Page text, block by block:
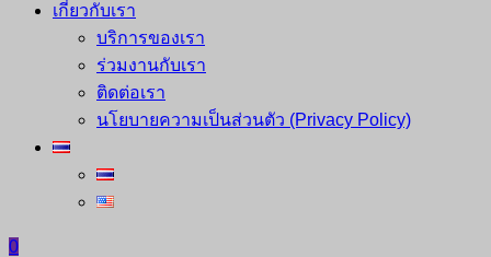
เกี่ยวกับเรา
บริการของเรา
ร่วมงานกับเรา
ติดต่อเรา
นโยบายความเป็นส่วนตัว (Privacy Policy)
0